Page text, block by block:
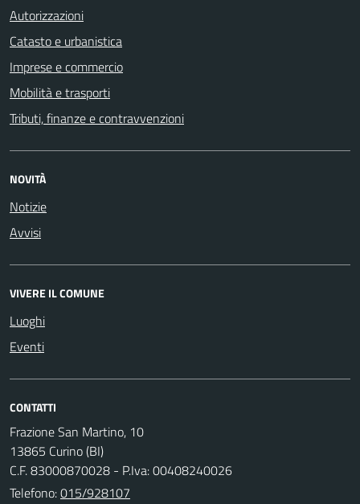
Autorizzazioni
Catasto e urbanistica
Imprese e commercio
Mobilità e trasporti
Tributi, finanze e contravvenzioni
NOVITÀ
Notizie
Avvisi
VIVERE IL COMUNE
Luoghi
Eventi
CONTATTI
Frazione San Martino, 10
13865 Curino (BI)
C.F. 83000870028 - P.Iva: 00408240026
Telefono:015/928107